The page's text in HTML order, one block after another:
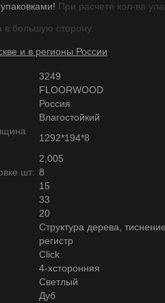
При расчете кол-ва
в большую сторону.
и в регионы России
3249
FLOORWOOD
Россия
Влагостойкий
1292*194*8
2,005
шт: 8
15
33
20
Структура дерева,
регистр
Click
4-хсторонняя
Светлый
Дуб